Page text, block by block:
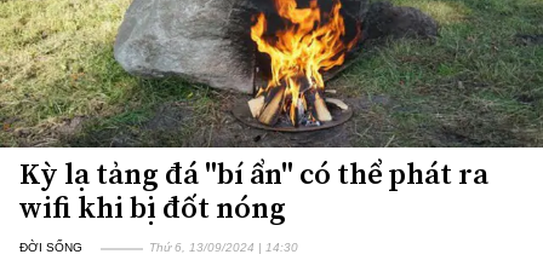
Kỳ lạ tảng đá "bí ẩn" có thể phát ra
wifi khi bị đốt nóng
ĐỜI SỐNG Thứ 6, 13/09/2024 | 14:30